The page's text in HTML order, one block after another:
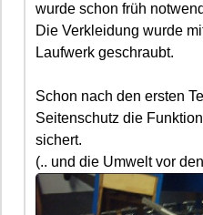
wurde schon früh
Die Verkleidung wurde
Laufwerk geschraubt.
Schon nach den ersten
Seitenschutz die
sichert.
(.. und die Umwelt vor